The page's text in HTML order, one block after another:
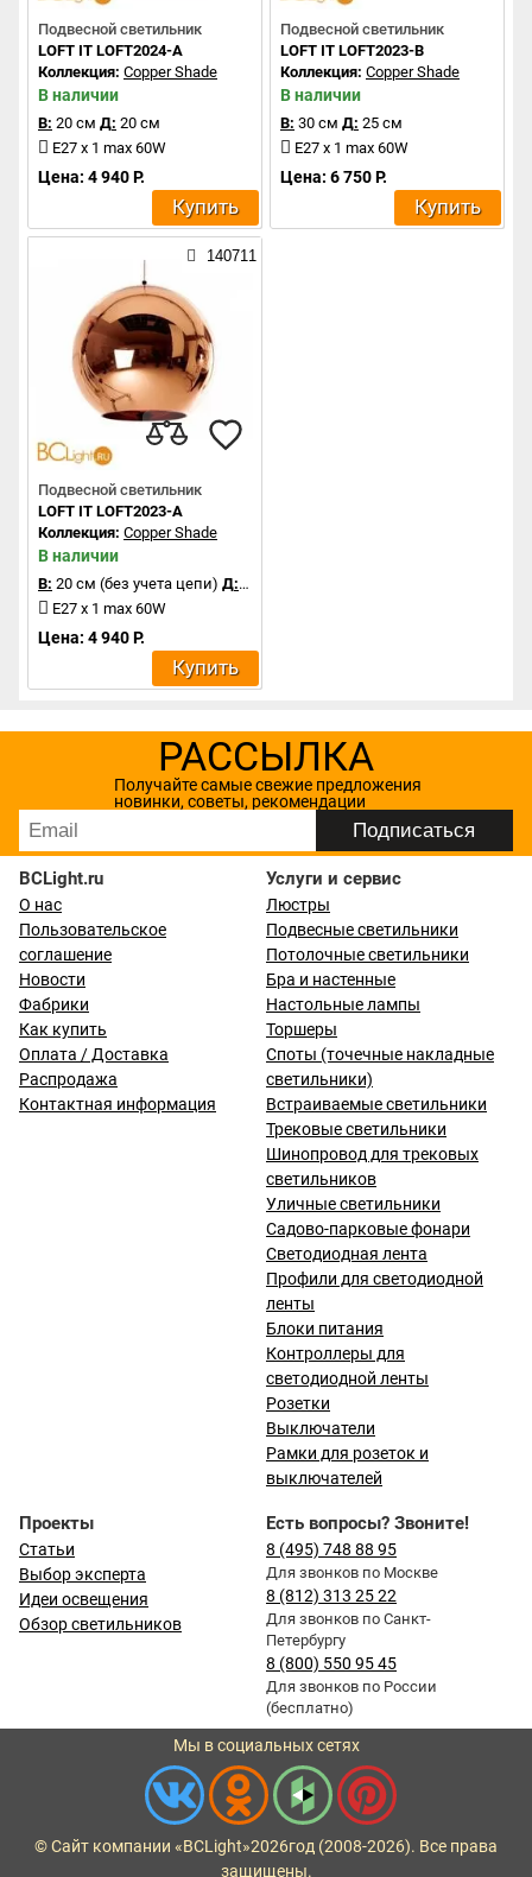
Подвесной светильник
LOFT IT LOFT2024-A
Коллекция: Copper Shade
В наличии
В: 20 см Д: 20 см
E27 x 1 max 60W
Цена: 4 940 Р.
Купить
Подвесной светильник
LOFT IT LOFT2023-B
Коллекция: Copper Shade
В наличии
В: 30 см Д: 25 см
E27 x 1 max 60W
Цена: 6 750 Р.
Купить
140711
Подвесной светильник
LOFT IT LOFT2023-A
Коллекция: Copper Shade
В наличии
В: 20 см (без учета цепи) Д:20 см
E27 x 1 max 60W
Цена: 4 940 Р.
Купить
РАССЫЛКА
Получайте самые свежие предложения
новинки, советы, рекомендации
BCLight.ru
О нас
Пользовательское
соглашение
Новости
Фабрики
Как купить
Оплата / Доставка
Распродажа
Контактная информация
Услуги и сервис
Люстры
Подвесные светильники
Потолочные светильники
Бра и настенные
Настольные лампы
Торшеры
Споты (точечные накладные
светильники)
Встраиваемые светильники
Трековые светильники
Шинопровод для трековых
светильников
Уличные светильники
Садово-парковые фонари
Светодиодная лента
Профили для светодиодной
ленты
Блоки питания
Контроллеры для
светодиодной ленты
Розетки
Выключатели
Рамки для розеток и
выключателей
Проекты
Статьи
Выбор эксперта
Идеи освещения
Обзор светильников
Есть вопросы? Звоните!
8 (495) 748 88 95
Для звонков по Москве
8 (812) 313 25 22
Для звонков по Санкт-
Петербургу
8 (800) 550 95 45
Для звонков по России
(бесплатно)
Мы в социальных сетях
© Сайт компании «BCLight»2026год (2008-2026). Все права
защищены.